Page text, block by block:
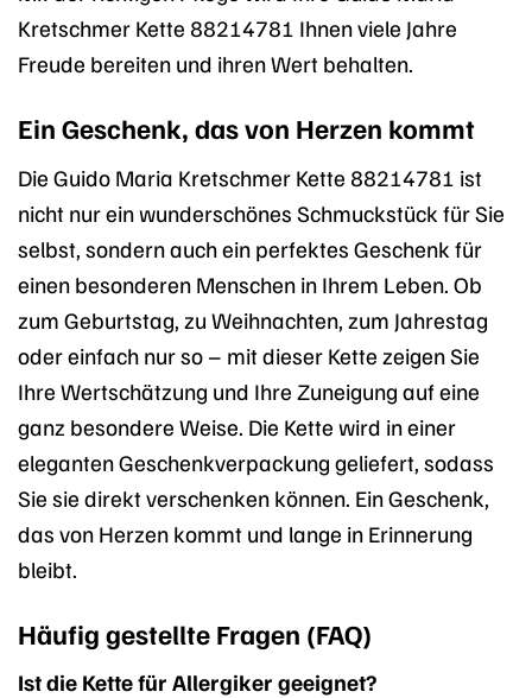
Kretschmer Kette 88214781 Ihnen viele Jahre
Freude bereiten und ihren Wert behalten.
Ein Geschenk, das von Herzen kommt
Die Guido Maria Kretschmer Kette 88214781 ist
nicht nur ein wunderschönes Schmuckstück für Sie
selbst, sondern auch ein perfektes Geschenk für
einen besonderen Menschen in Ihrem Leben. Ob
zum Geburtstag, zu Weihnachten, zum Jahrestag
oder einfach nur so – mit dieser Kette zeigen Sie
Ihre Wertschätzung und Ihre Zuneigung auf eine
ganz besondere Weise. Die Kette wird in einer
eleganten Geschenkverpackung geliefert, sodass
Sie sie direkt verschenken können. Ein Geschenk,
das von Herzen kommt und lange in Erinnerung
bleibt.
Häufig gestellte Fragen (FAQ)
Ist die Kette für Allergiker geeignet?